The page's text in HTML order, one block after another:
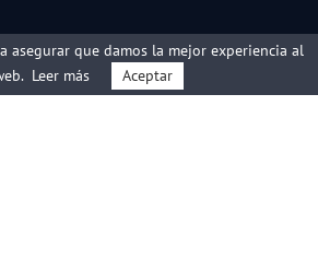
asegurar que damos la mejor experiencia al
Leer más Aceptar